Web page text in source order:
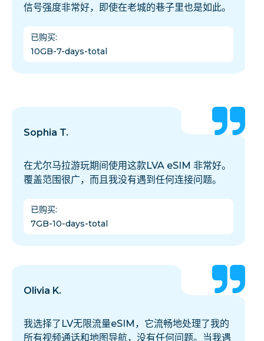
信号强度非常好，即使在老城的巷子里也是如此。
已购买:
10GB-7-days-total
Sophia T.
在尤尔马拉游玩期间使用这款LVA eSIM 非常好。
覆盖范围很广，而且我没有遇到任何连接问题。
已购买:
7GB-10-days-total
Olivia K.
我选择了LV无限流量eSIM，它流畅地处理了我的
所有视频通话和地图导航，没有任何问题。当我遇